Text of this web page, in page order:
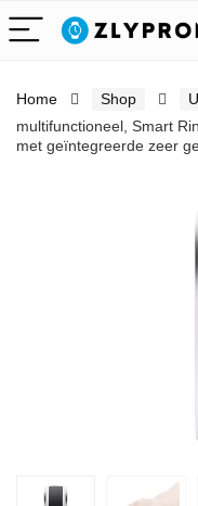
Home Shop
multifunctioneel, Smart
met geïntegreerde zeer